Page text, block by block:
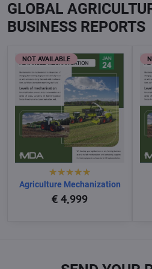
GLOBAL
BUSINESS REPORTS
NOT AVAILABLE
Agriculture Mechanization
€ 4,999